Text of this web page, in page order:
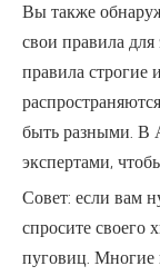
Вы также
свои правила
правила строгие
быть разными. В
экспертами,
Совет: если вам
спросите своего
пуговиц. Многие